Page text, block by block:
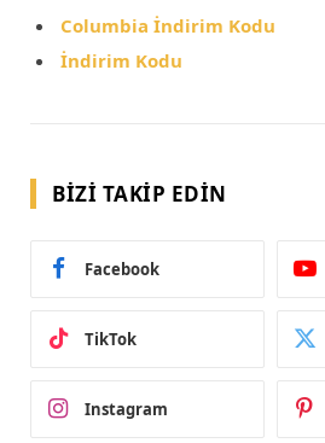
Columbia İndirim Kodu
İndirim Kodu
BIZI TAKIP EDIN
Facebook
TikTok
Instagram